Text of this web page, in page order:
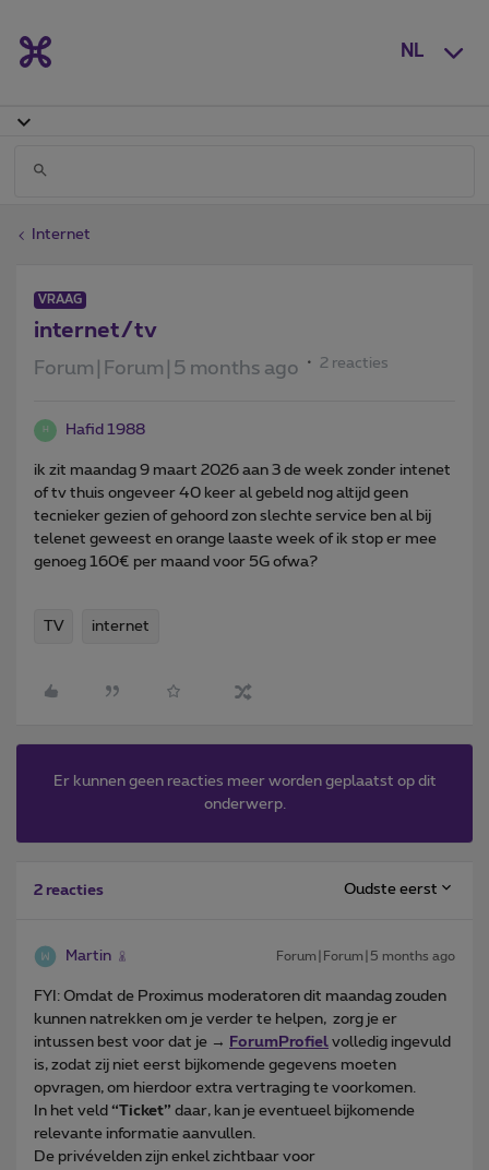
NL
Internet
VRAAG
internet/tv
Forum|Forum|5 months ago 2 reacties
H Hafid 1988
ik zit maandag 9 maart 2026 aan 3 de week zonder intenet
of tv thuis ongeveer 40 keer al gebeld nog altijd geen
tecnieker gezien of gehoord zon slechte service ben al bij
telenet geweest en orange laaste week of ik stop er mee
genoeg 160€ per maand voor 5G ofwa?
TV internet
Er kunnen geen reacties meer worden geplaatst op dit
onderwerp.
2 reacties Oudste eerst
Martin Forum|Forum|5 months ago
FYI: Omdat de Proximus moderatoren dit maandag zouden
kunnen natrekken om je verder te helpen, zorg je er
intussen best voor dat je →
ForumProfiel volledig ingevuld
is, zodat zij niet eerst bijkomende gegevens moeten
opvragen, om hierdoor extra vertraging te voorkomen.
In het veld “Ticket” daar, kan je eventueel bijkomende
relevante informatie aanvullen.
De privévelden zijn enkel zichtbaar voor